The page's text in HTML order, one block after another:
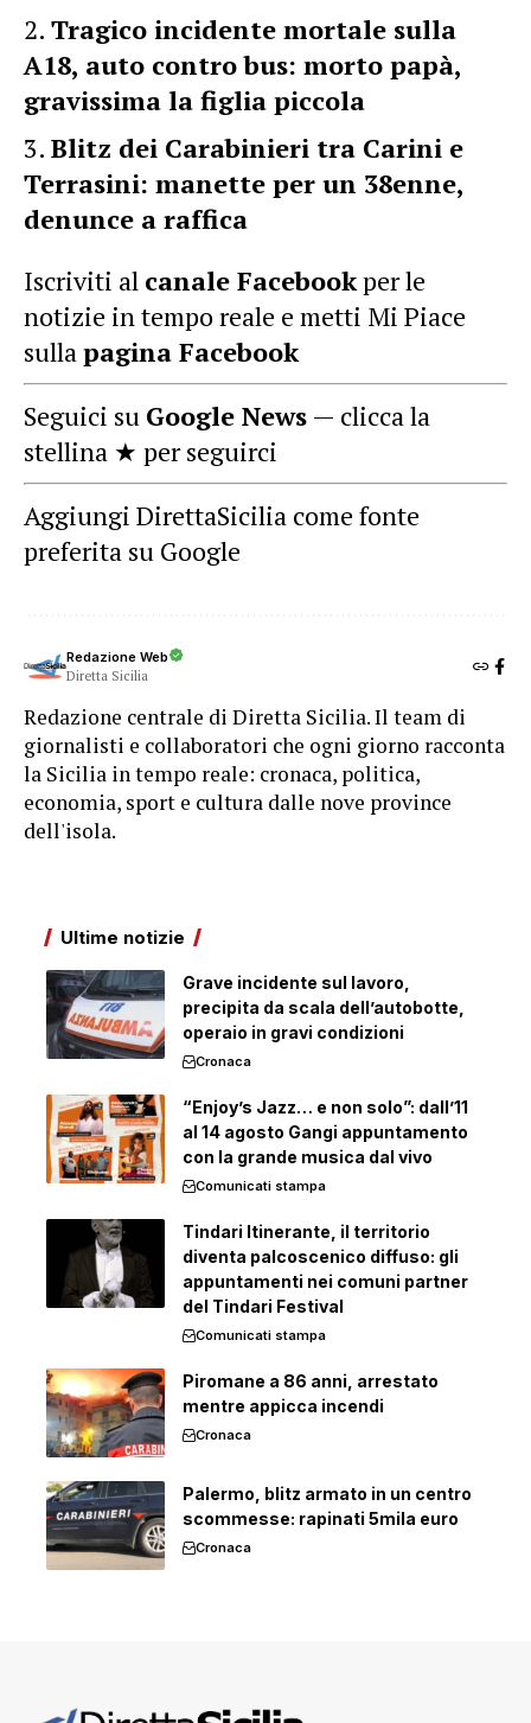
Tragico incidente mortale sulla
A18, auto contro bus: morto papà,
gravissima la figlia piccola
Blitz dei Carabinieri tra Carini e
Terrasini: manette per un 38enne,
denunce a raffica
Iscriviti al canale Facebookper le
notizie in tempo reale e metti Mi Piace
sullapagina Facebook
Seguici su Google News — clicca la
stellina ★ per seguirci
Aggiungi DirettaSicilia come fonte
preferita su Google
Redazione Web
Diretta Sicilia
Redazione centrale di Diretta Sicilia. Il team di
giornalisti e collaboratori che ogni giorno racconta
la Sicilia in tempo reale: cronaca, politica,
economia, sport e cultura dalle nove province
dell'isola.
Ultime notizie
Grave incidente sul lavoro,
precipita da scala dell’autobotte,
operaio in gravi condizioni
Cronaca
“Enjoy’s Jazz… e non solo”: dall’11
al 14 agosto Gangi appuntamento
con la grande musica dal vivo
Comunicati stampa
Tindari Itinerante, il territorio
diventa palcoscenico diffuso: gli
appuntamenti nei comuni partner
del Tindari Festival
Comunicati stampa
Piromane a 86 anni, arrestato
mentre appicca incendi
Cronaca
Palermo, blitz armato in un centro
scommesse: rapinati 5mila euro
Cronaca